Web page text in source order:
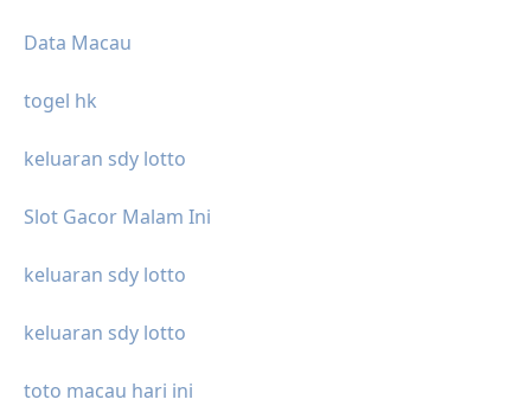
Data Macau
togel hk
keluaran sdy lotto
Slot Gacor Malam Ini
keluaran sdy lotto
keluaran sdy lotto
toto macau hari ini